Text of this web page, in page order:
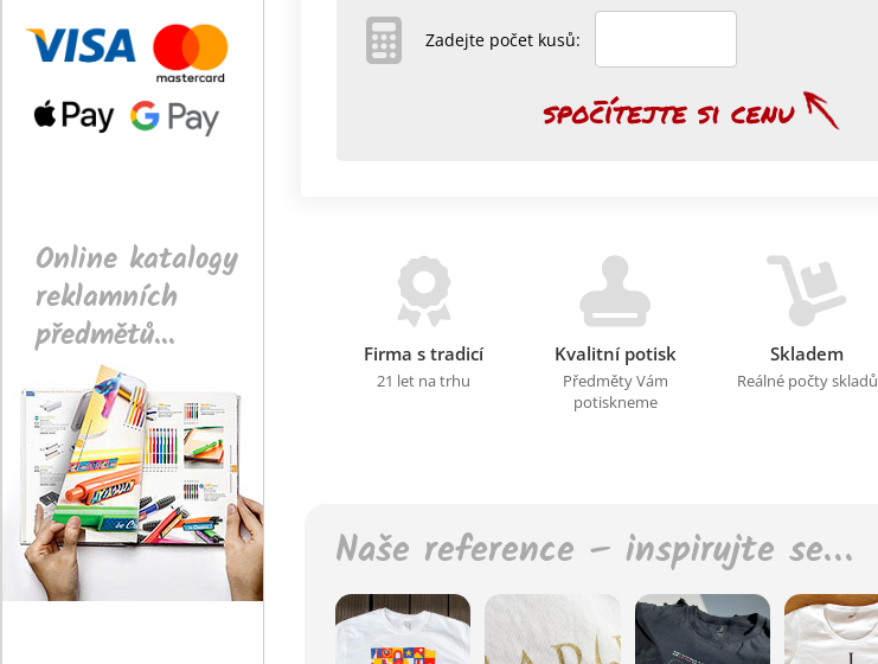
Online katalogy
reklamních
předmětů...
Zadejte počet kusů:
Firma s tradicí
21 let na trhu
Kvalitní potisk
Předměty Vám
potiskneme
Skladem
Reálné počty skladů
Naše reference – inspirujte se…